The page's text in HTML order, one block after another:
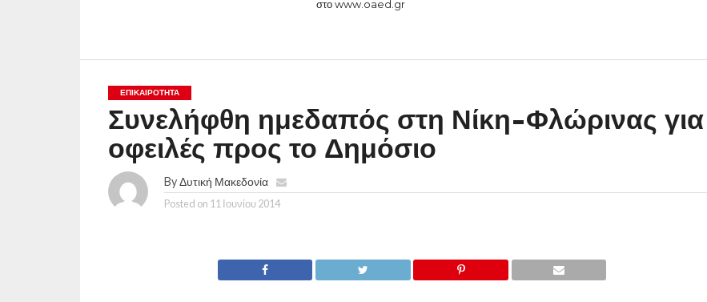
στο www.oaed.gr
ΕΠΙΚΑΙΡΟΤΗΤΑ
Συνελήφθη ημεδαπός στη Νίκη-Φλώρινας για
οφειλές προς το Δημόσιο
ByΔυτική Μακεδονία
Posted on 11 Ιουνίου 2014